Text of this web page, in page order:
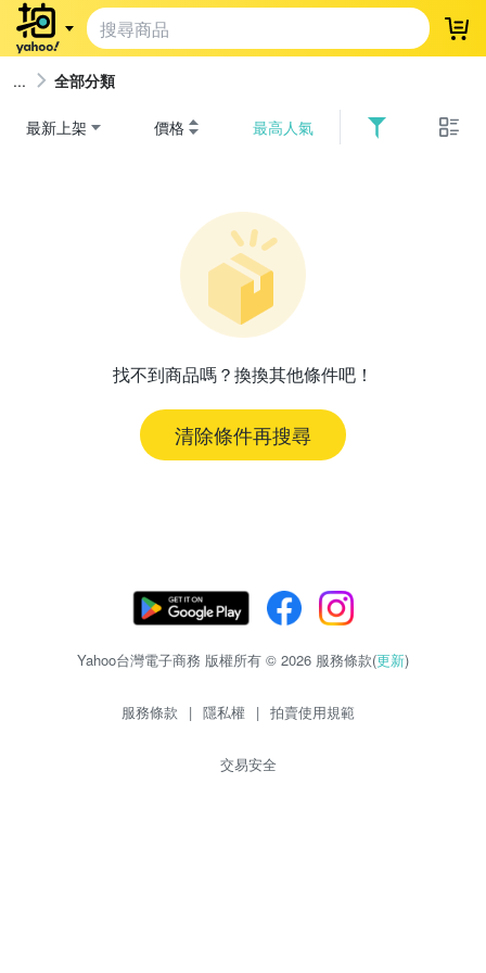
登
全部分類
最新上架 價格 最高人氣
找不到商品嗎？換換其他條件吧！
清除條件再搜尋
Yahoo台灣電子商務 版權所有 © 2026 服務條款(更新)
服務條款 | 隱私權 | 拍賣使用規範
交易安全